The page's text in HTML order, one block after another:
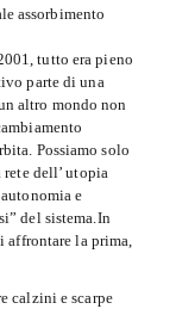
assorbimento
tutto era pieno
parte di una
altro mondo non
Possiamo solo
rete dell’ utopia
e
del sistema.In
affrontare la prima,
calzini e scarpe